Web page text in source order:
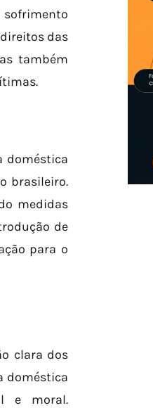
sofrimento
das
também
doméstica
brasileiro.
medidas
de
para o
clara dos
doméstica
e moral.